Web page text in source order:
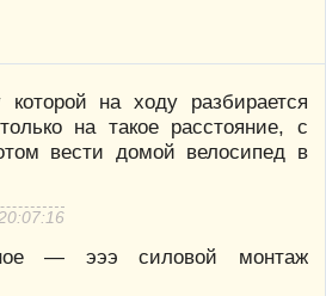
на ходу разбирается
на такое расстояние, с
вести домой велосипед в
— эээ силовой монтаж